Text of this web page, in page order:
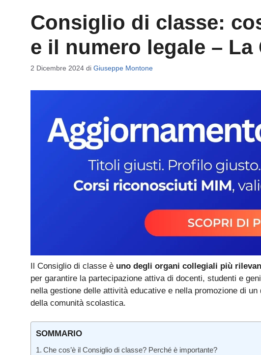
Consiglio di classe:
e il numero legale –
2 Dicembre 2024 di Giuseppe Montone
Il Consiglio di classe è uno degli organi collegiali più
per garantire la partecipazione attiva di docenti, studenti e
nella gestione delle attività educative e nella promozione di
della comunità scolastica.
SOMMARIO
Che cos’è il Consiglio di classe? Perché è importante?